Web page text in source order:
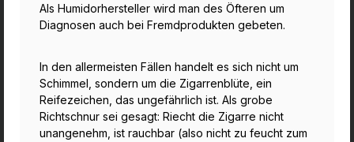
Als Humidorhersteller wird man des Öfteren um
Diagnosen auch bei Fremdprodukten gebeten.
In den allermeisten Fällen handelt es sich nicht um
Schimmel, sondern um die Zigarrenblüte, ein
Reifezeichen, das ungefährlich ist. Als grobe
Richtschnur sei gesagt: Riecht die Zigarre nicht
unangenehm, ist rauchbar (also nicht zu feucht zum